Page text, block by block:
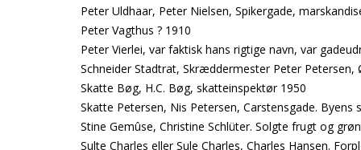
Peter Uldhaar, Peter Nielsen, Spikergade,
Peter Vagthus ? 1910
Peter Vierlei, var faktisk hans rigtige navn, var
Schneider Stadtrat, Skræddermester Peter
Skatte Bøg, H.C. Bøg, skatteinspektør 1950
Skatte Petersen, Nis Petersen, Carstensgade.
Stine Gemûse, Christine Schlüter. Solgte frugt og
Sulte Charles eller Sule Charles, Charles Hansen.